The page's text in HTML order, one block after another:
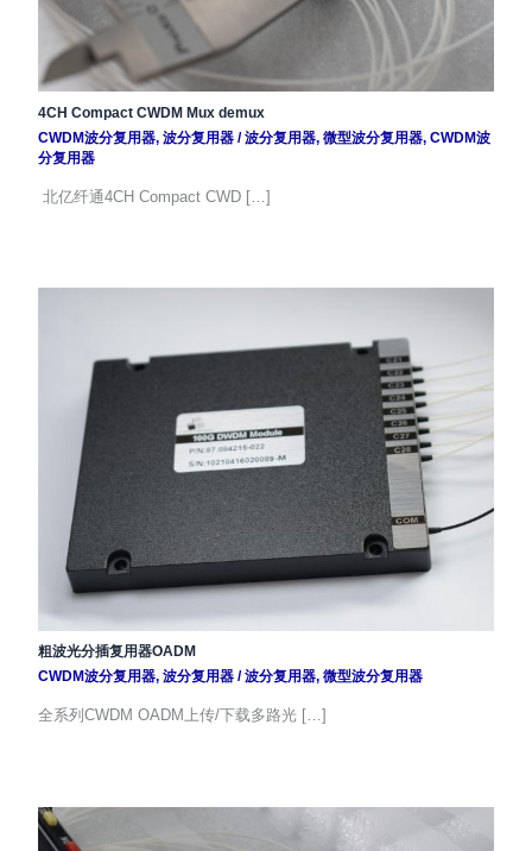
4CH Compact CWDM Mux demux
CWDM波分复用器, 波分复用器/波分复用器, 微型波分复用器, CWDM波
分复用器
北亿纤通4CH Compact CWD […]
粗波光分插复用器OADM
CWDM波分复用器, 波分复用器/波分复用器, 微型波分复用器
全系列CWDM OADM上传/下载多路光 […]